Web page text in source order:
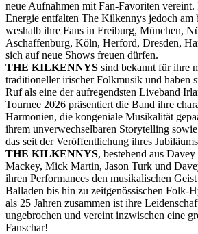
neue Aufnahmen mit Fan-Favoriten vereint.
Energie entfalten The Kilkennys jedoch am
weshalb ihre Fans in Freiburg, München,
Aschaffenburg, Köln, Herford, Dresden,
sich auf neue Shows freuen dürfen.
THE KILKENNYS sind bekannt für ihre
traditioneller irischer Folkmusik und haben
Ruf als eine der aufregendsten Liveband
Tournee 2026 präsentiert die Band ihre
Harmonien, die kongeniale Musikalität
ihrem unverwechselbaren Storytelling
das seit der Veröffentlichung ihres
THE KILKENNYS, bestehend aus
Mackey, Mick Martin, Jason Turk und
ihren Performances den musikalischen
Balladen bis hin zu zeitgenössischen Folk-
als 25 Jahren zusammen ist ihre
ungebrochen und vereint inzwischen eine
Fanschar!